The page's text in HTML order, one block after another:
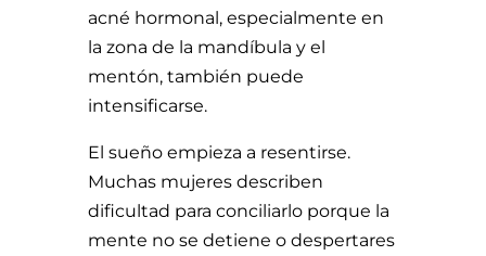
acné hormonal, especialmente en
la zona de la mandíbula y el
mentón, también puede
intensificarse.
El sueño empieza a resentirse.
Muchas mujeres describen
dificultad para conciliarlo porque la
mente no se detiene o despertares